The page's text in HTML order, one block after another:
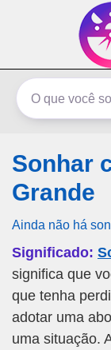
Os sonhos
Sonhar
Grande
Ainda não há
Significado:
significa que
que tenha
adotar uma
uma situação.